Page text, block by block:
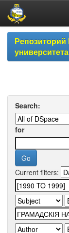
Skip
navigationРепозиторий
Search:
for
Current filters: